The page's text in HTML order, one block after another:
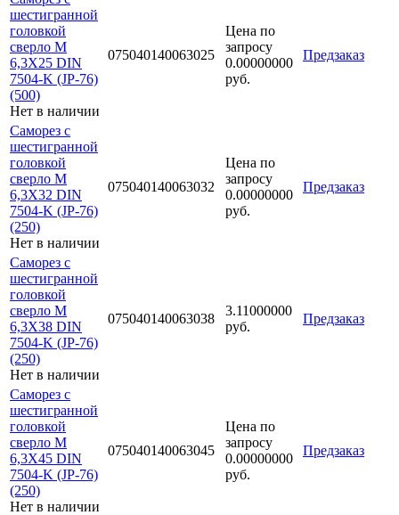
шестигранной
головкой
сверло М
6,3Х25 DIN
7504-K (JP-76)
(500)
Нет в наличии
075040140063025
Цена по
запросу
0.00000000
руб.
Предзаказ
Саморез с
шестигранной
головкой
сверло М
6,3Х32 DIN
7504-K (JP-76)
(250)
Нет в наличии
075040140063032
Цена по
запросу
0.00000000
руб.
Предзаказ
Саморез с
шестигранной
головкой
сверло М
6,3Х38 DIN
7504-K (JP-76)
(250)
Нет в наличии
075040140063038
3.11000000
руб.
Предзаказ
Саморез с
шестигранной
головкой
сверло М
6,3Х45 DIN
7504-K (JP-76)
(250)
Нет в наличии
075040140063045
Цена по
запросу
0.00000000
руб.
Предзаказ